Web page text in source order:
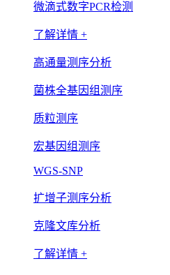
微滴式数字PCR检测
了解详情 +
高通量测序分析
菌株全基因组测序
质粒测序
宏基因组测序
WGS-SNP
扩增子测序分析
克隆文库分析
了解详情 +